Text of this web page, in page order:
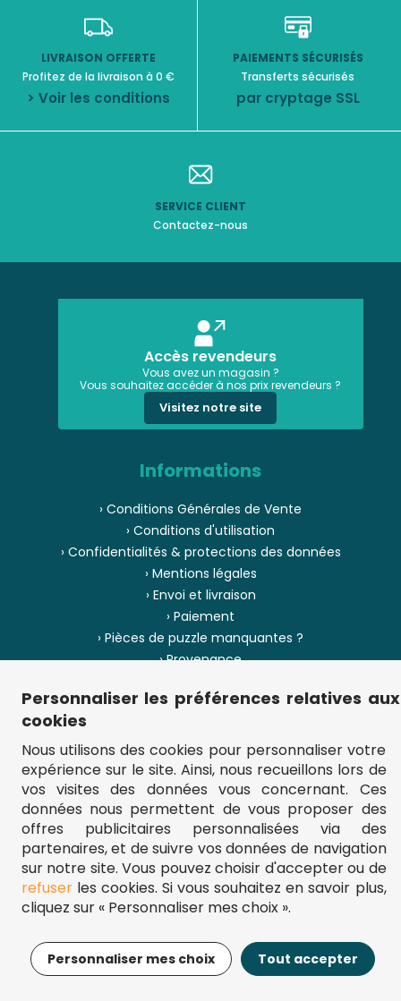
14,95€ Ajouter au panier
LIVRAISON OFFERTE
Profitez de la livraison à 0 €
> Voir les conditions
PAIEMENTS SÉCURISÉS
Transferts sécurisés
par cryptage SSL
SERVICE CLIENT
Contactez-nous
Accès revendeurs
Vous avez un magasin ?
Vous souhaitez accéder à nos prix revendeurs ?
Visitez notre site
Informations
› Conditions Générales de Vente
› Conditions d'utilisation
› Confidentialités & protections des données
› Mentions légales
› Envoi et livraison
› Paiement
› Pièces de puzzle manquantes ?
› Provenance
› Plan du site
** Frais d'envoi = 6,95 € (France) / gratuit à partir de 45 €.
fou-de-puzzle.com : le site référence pour acheter des puzzles de
qualité à bon prix.
© Fou-de-puzzle.com 2011 - 2026
Personnaliser les préférences relatives aux
cookies
Nous utilisons des cookies pour personnaliser votre
expérience sur le site. Ainsi, nous recueillons lors de
vos visites des données vous concernant. Ces
données nous permettent de vous proposer des
offres publicitaires personnalisées via des
partenaires, et de suivre vos données de navigation
sur notre site. Vous pouvez choisir d'accepter ou de
refuserles cookies. Si vous souhaitez en savoir plus,
cliquez sur « Personnaliser mes choix ».
Personnaliser mes choix Tout accepter